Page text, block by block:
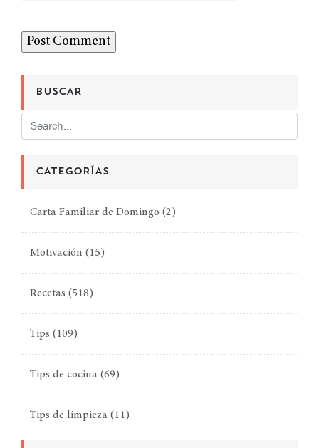
BUSCAR
CATEGORÍAS
Carta Familiar de Domingo (2)
Motivación (15)
Recetas (518)
Tips (109)
Tips de cocina (69)
Tips de limpieza (11)